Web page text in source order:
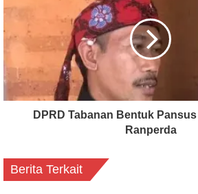
DPRD Tabanan Bentuk
Ranperda
Berita Terkait